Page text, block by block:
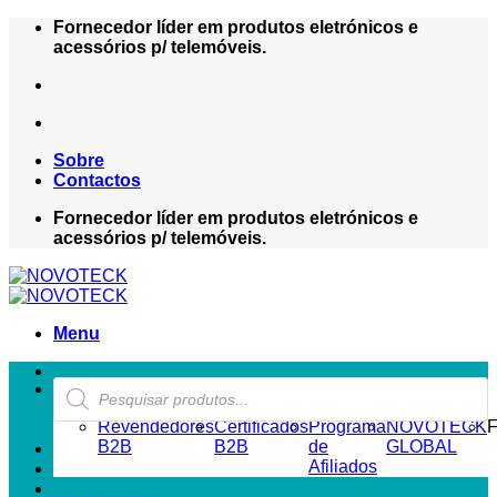
Skip
Fornecedor líder em produtos eletrónicos e
acessórios p/ telemóveis.
Sobre
Contactos
Fornecedor líder em produtos eletrónicos e
acessórios p/ telemóveis.
Menu
Products
search
ZONA REVENDEDOR-B2B
Revendedores
B2B
Certificados
B2B
Programa
de
Afiliados
NOVOTECK
GLOBAL